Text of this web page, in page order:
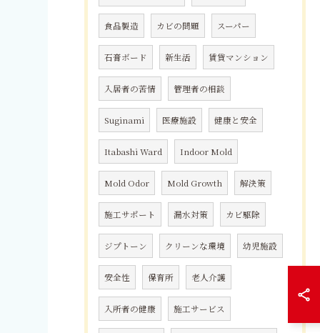
食品製造 カビの問題 スーパー
石膏ボード 新生活 賃貸マンション
入居者の苦情 管理者の相談
Suginami 医療施設 健康と安全
Itabashi Ward Indoor Mold
Mold Odor Mold Growth 解決策
施工サポート 漏水対策 カビ駆除
ジプトーン クリーンな環境 幼児施設
安全性 保育所 老人介護
入所者の健康 施工サービス